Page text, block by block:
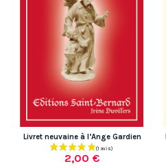
Livret neuvaine à l’Ange Gardien
2,00 €